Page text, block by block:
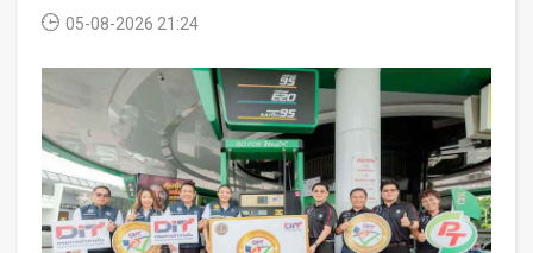
05-08-2026 21:24